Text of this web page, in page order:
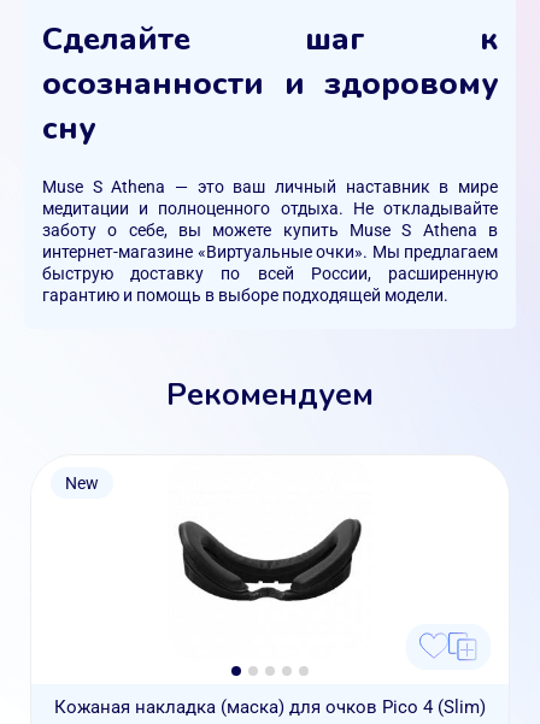
Сделайте шаг к
осознанности и здоровому
сну
Muse S Athena — это ваш личный наставник в мире
медитации и полноценного отдыха. Не откладывайте
заботу о себе, вы можете купить Muse S Athena в
интернет-магазине «Виртуальные очки». Мы предлагаем
быструю доставку по всей России, расширенную
гарантию и помощь в выборе подходящей модели.
Рекомендуем
New
Кожаная накладка (маска) для очков Pico 4 (Slim)